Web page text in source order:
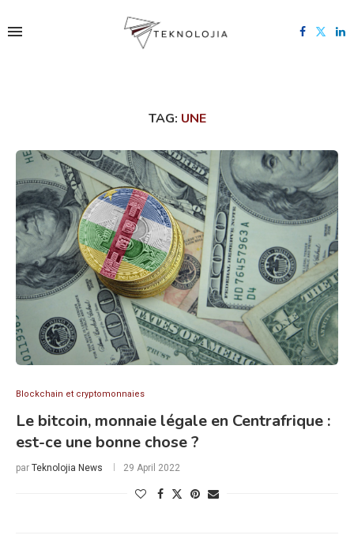
TAG: UNE
Blockchain et cryptomonnaies
Le bitcoin, monnaie légale en Centrafrique :
est-ce une bonne chose ?
par Teknolojia News 29 April 2022